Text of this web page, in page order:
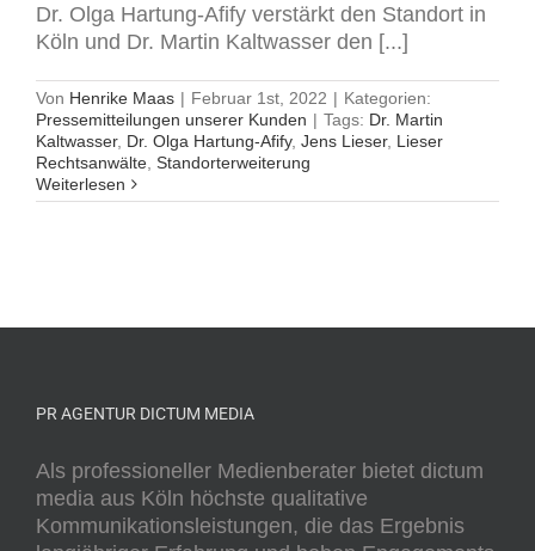
Dr. Olga Hartung-Afify verstärkt den Standort in
Köln und Dr. Martin Kaltwasser den [...]
Von Henrike Maas | Februar 1st, 2022 | Kategorien:
Pressemitteilungen unserer Kunden | Tags: Dr. Martin
Kaltwasser, Dr. Olga Hartung-Afify, Jens Lieser, Lieser
Rechtsanwälte Standorterweiterung
Weiterlesen
PR AGENTUR DICTUM MEDIA
Als professioneller Medienberater bietet dictum
media aus Köln höchste qualitative
Kommunikationsleistungen, die das Ergebnis